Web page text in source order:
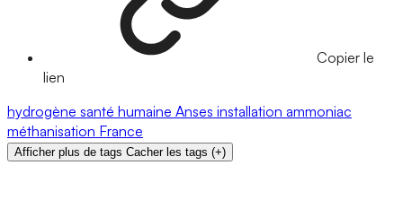
Copier le
lien
hydrogène santé humaine Anses installation ammoniac
méthanisation France
Afficher plus de tags Cacher les tags (+)